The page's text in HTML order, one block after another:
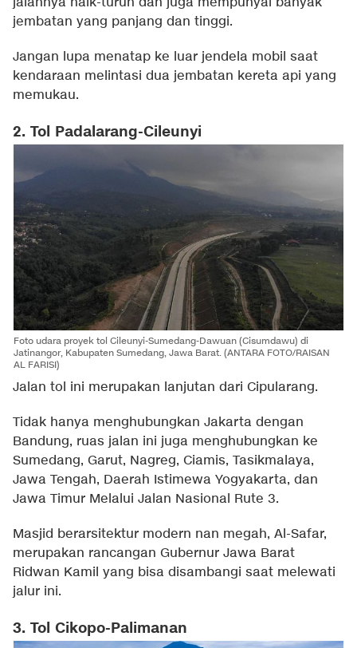
jembatan yang panjang dan tinggi.
Jangan lupa menatap ke luar jendela mobil saat
kendaraan melintasi dua jembatan kereta api yang
memukau.
2. Tol Padalarang-Cileunyi
Foto udara proyek tol Cileunyi-Sumedang-Dawuan (Cisumdawu) di
Jatinangor, Kabupaten Sumedang, Jawa Barat. (ANTARA FOTO/RAISAN
AL FARISI)
Jalan tol ini merupakan lanjutan dari Cipularang.
Tidak hanya menghubungkan Jakarta dengan
Bandung, ruas jalan ini juga menghubungkan ke
Sumedang, Garut, Nagreg, Ciamis, Tasikmalaya,
Jawa Tengah, Daerah Istimewa Yogyakarta, dan
Jawa Timur Melalui Jalan Nasional Rute 3.
Masjid berarsitektur modern nan megah, Al-Safar,
merupakan rancangan Gubernur Jawa Barat
Ridwan Kamil yang bisa disambangi saat melewati
jalur ini.
3. Tol Cikopo-Palimanan